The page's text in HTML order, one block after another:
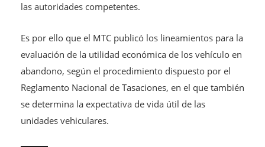
las autoridades competentes.
Es por ello que el MTC publicó los lineamientos para la
evaluación de la utilidad económica de los vehículo en
abandono, según el procedimiento dispuesto por el
Reglamento Nacional de Tasaciones, en el que también
se determina la expectativa de vida útil de las
unidades vehiculares.